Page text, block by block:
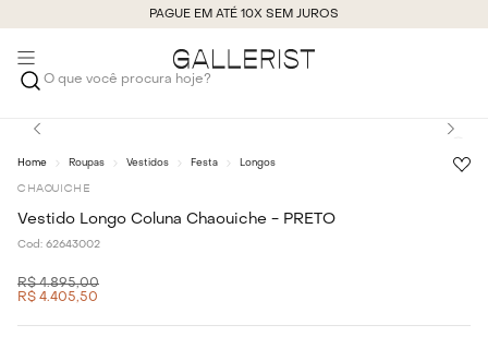
PAGUE EM ATÉ 10X SEM JUROS
O que você procura hoje?
Roupas Vestidos Festa Longos
CHAOUICHE
Vestido Longo Coluna Chaouiche - PRETO
Cod: 62643002
R$ 4.895,00
R$ 4.405,50